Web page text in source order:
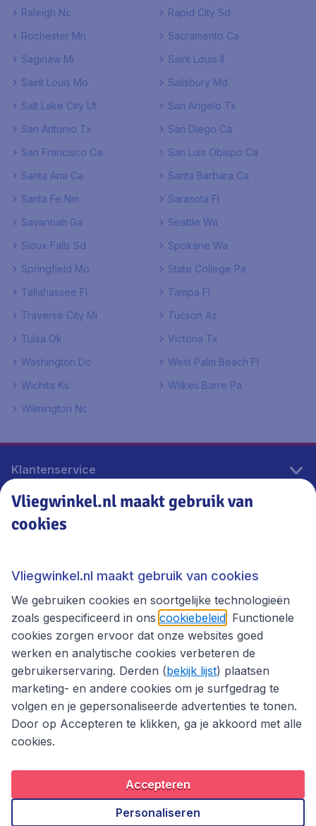
Raleigh Nc
Rapid City Sd
Rochester Mn
Sacramento Ca
Saginaw Mi
Saint Louis Il
Saint Louis Mo
Salisbury Md
Salt Lake City Ut
San Angelo Tx
San Antonio Tx
San Diego Ca
San Francisco Ca
San Luis Obispo Ca
Santa Ana Ca
Santa Barbara Ca
Santa Fe Nm
Sarasota Fl
Savannah Ga
Seattle Wa
Sioux Falls Sd
Spokane Wa
Springfield Mo
State College Pa
Tallahassee Fl
Tampa Fl
Traverse City Mi
Tucson Az
Tulsa Ok
Victoria Tx
Washington Dc
West Palm Beach Fl
Wichita Ks
Wilkes Barre Pa
Wilmington Nc
Klantenservice
Vliegwinkel.nl
Thema's
Privacybeleid
Copyright © 2026
Vliegwinkel.nl maakt gebruik van
cookies
Vliegwinkel.nl maakt gebruik van cookies
We gebruiken cookies en soortgelijke technologieën
zoals gespecificeerd in ons cookiebeleid . Functionele
cookies zorgen ervoor dat onze websites goed
werken en analytische cookies verbeteren de
gebruikerservaring. Derden (bekijk lijst) plaatsen
marketing- en andere cookies om je surfgedrag te
volgen en je gepersonaliseerde advertenties te tonen.
Door op Accepteren te klikken, ga je akkoord met alle
cookies.
Accepteren
Personaliseren